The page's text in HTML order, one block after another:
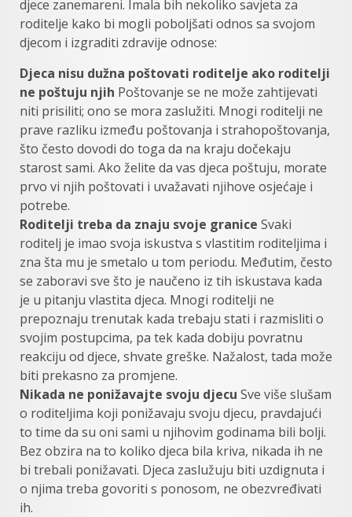
djece zanemareni. Imala bih nekoliko savjeta za
roditelje kako bi mogli poboljšati odnos sa svojom
djecom i izgraditi zdravije odnose:
Djeca nisu dužna poštovati roditelje ako roditelji
ne poštuju njih Poštovanje se ne može zahtijevati
niti prisiliti; ono se mora zaslužiti. Mnogi roditelji ne
prave razliku između poštovanja i strahopoštovanja,
što često dovodi do toga da na kraju dočekaju
starost sami. Ako želite da vas djeca poštuju, morate
prvo vi njih poštovati i uvažavati njihove osjećaje i
potrebe.
Roditelji treba da znaju svoje granice Svaki
roditelj je imao svoja iskustva s vlastitim roditeljima i
zna šta mu je smetalo u tom periodu. Međutim, često
se zaboravi sve što je naučeno iz tih iskustava kada
je u pitanju vlastita djeca. Mnogi roditelji ne
prepoznaju trenutak kada trebaju stati i razmisliti o
svojim postupcima, pa tek kada dobiju povratnu
reakciju od djece, shvate greške. Nažalost, tada može
biti prekasno za promjene.
Nikada ne ponižavajte svoju djecu Sve više slušam
o roditeljima koji ponižavaju svoju djecu, pravdajući
to time da su oni sami u njihovim godinama bili bolji.
Bez obzira na to koliko djeca bila kriva, nikada ih ne
bi trebali ponižavati. Djeca zaslužuju biti uzdignuta i
o njima treba govoriti s ponosom, ne obezvređivati
ih.